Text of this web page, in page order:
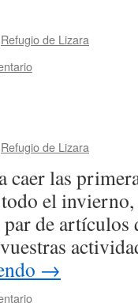
Refugio de Lizara
Refugio de Lizara
caer las
el
de artículos
→